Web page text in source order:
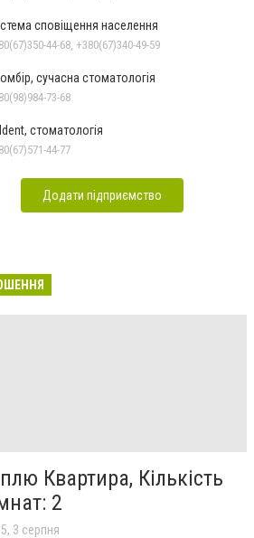
сповіщення населення
44-68, +380(67)340-49-59
сучасна стоматологія
73-68
стоматологія
44-77
Додати підприємство
Квартира, Кількість
2
3 серпня